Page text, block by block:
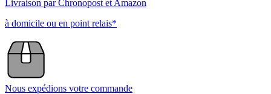
Livraison par Chronopost et Amazon
à domicile ou en point relais*
Nous expédions votre commande